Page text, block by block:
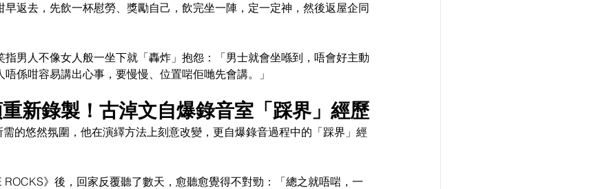
返去，先飲一杯慰勞、獎勵自己，飲完坐一陣，定一定神，然後返屋企同
男人不像女人般一坐下就「轟炸」抱怨：「男士就會坐喺到，唔會好主動
係咁容易講出心事，要慢慢、位置啱佢哋先會講。」
新錄製！古淖文自爆錄音室「踩界」經歷
的悠然氛圍，他在演繹方法上刻意改變，更自爆錄音過程中的「踩界」經
ROCKS》後，回家反覆聽了數天，愈聽愈覺得不對勁：「總之就唔啱，一